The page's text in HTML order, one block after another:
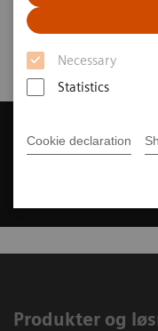
Necessary
Statistics
Cookie declaration
MRI System
Produkter og